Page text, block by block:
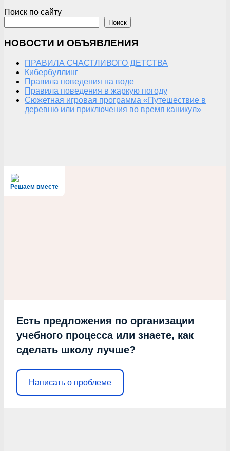
Поиск по сайту
Поиск
НОВОСТИ И ОБЪЯВЛЕНИЯ
ПРАВИЛА СЧАСТЛИВОГО ДЕТСТВА
Кибербуллинг
Правила поведения на воде
Правила поведения в жаркую погоду
Сюжетная игровая программа «Путешествие в
деревню или приключения во время каникул»
Решаем вместе
Есть предложения по организации
учебного процесса или знаете, как
сделать школу лучше?
Написать о проблеме